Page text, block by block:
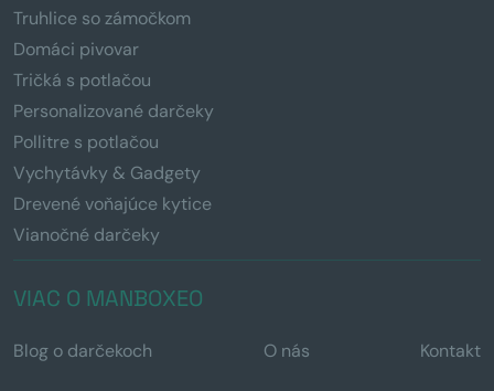
Truhlice so zámočkom
Domáci pivovar
Tričká s potlačou
Personalizované darčeky
Pollitre s potlačou
Vychytávky & Gadgety
Drevené voňajúce kytice
Vianočné darčeky
VIAC O MANBOXEO
Blog o darčekoch O nás Kontakt